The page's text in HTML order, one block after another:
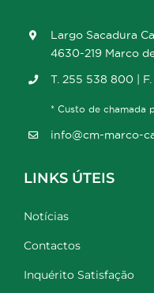
Largo Sacadura
4630-219 Marco
T. 255 538 800 |
* Custo de chamada
info@cm-marco-
LINKS ÚTEIS
Notícias
Contactos
Inquérito Satisfação